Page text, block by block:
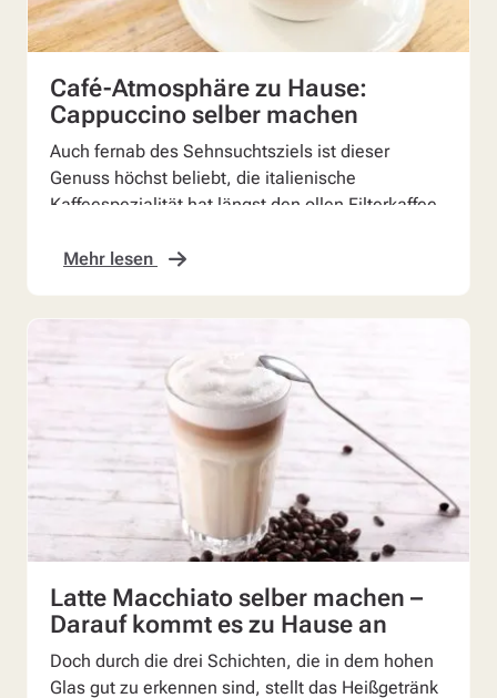
Café-Atmosphäre zu Hause:
Cappuccino selber machen
Auch fernab des Sehnsuchtsziels ist dieser
Genuss höchst beliebt, die italienische
Kaffeespezialität hat längst den ollen Filterkaffee
Mehr lesen
Latte Macchiato selber machen –
Darauf kommt es zu Hause an
Doch durch die drei Schichten, die in dem hohen
Glas gut zu erkennen sind, stellt das Heißgetränk